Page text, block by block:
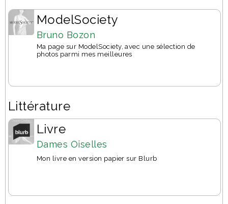
ModelSociety
Bruno Bozon
Ma page sur ModelSociety, avec une sélection de
photos parmi mes meilleures
Littérature
Livre
Dames Oiselles
Mon livre en version papier sur Blurb